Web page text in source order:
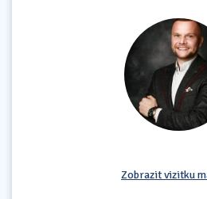
Zobrazit vizitku